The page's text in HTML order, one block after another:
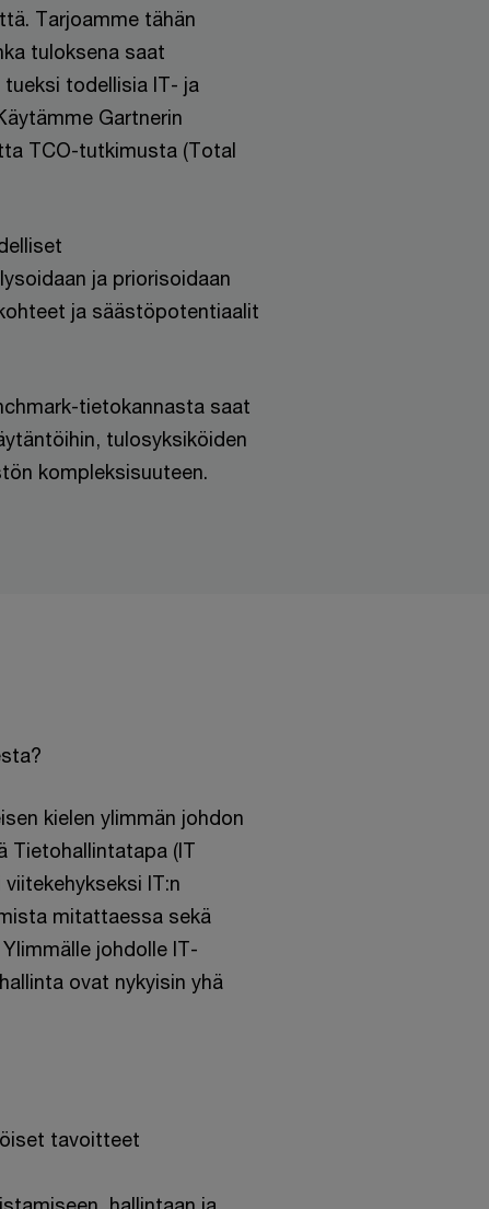
Tarjoamme tähän
tuloksena saat
todellisia IT- ja
Gartnerin
TCO-tutkimusta (Total
ja priorisoidaan
ja säästöpotentiaalit
tietokannasta saat
tulosyksiköiden
kompleksisuuteen.
kielen ylimmän johdon
Tietohallintatapa (IT
IT:n
mitattaessa sekä
johdolle IT-
ovat nykyisin yhä
tavoitteet